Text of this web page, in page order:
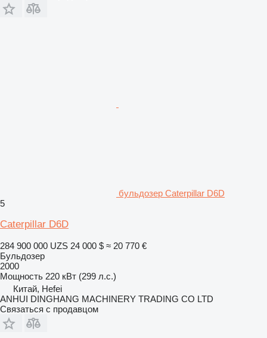
бульдозер Caterpillar D6D
5
Caterpillar D6D
284 900 000 UZS 24 000 $ ≈ 20 770 €
Бульдозер
2000
Мощность 220 кВт (299 л.с.)
Китай, Hefei
ANHUI DINGHANG MACHINERY TRADING CO LTD
Связаться с продавцом